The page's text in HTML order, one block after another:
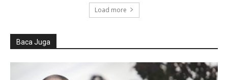
Load more
Baca Juga